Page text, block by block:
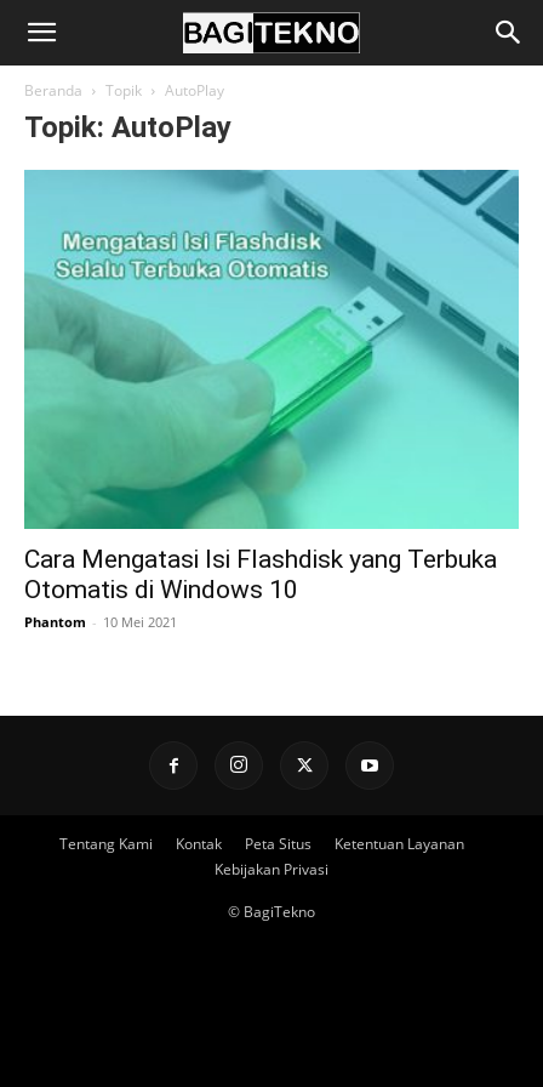
BagiTekno
Beranda Topik AutoPlay
Topik: AutoPlay
Cara Mengatasi Isi Flashdisk yang Terbuka
Otomatis di Windows 10
Phantom - 10 Mei 2021
Tentang Kami Kontak Peta Situs
Ketentuan Layanan
Kebijakan Privasi
© BagiTekno